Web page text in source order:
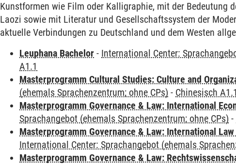
Kunstformen wie Film oder Kalligraphie, mit der Bedeutung
Laozi sowie mit Literatur und Gesellschaftssystem der
aktuelle Verbindungen zu Deutschland und dem Westen
Leuphana Bachelor - International Center:
A1.1
Masterprogramm Cultural Studies: Culture and
(ehemals Sprachenzentrum; ohne CPs) - Chinesisch A1.1
Masterprogramm Governance & Law: International
Sprachangebot (ehemals Sprachenzentrum; ohne CPs) -
Masterprogramm Governance & Law: International
International Center: Sprachangebot (ehemals
Masterprogramm Governance & Law: